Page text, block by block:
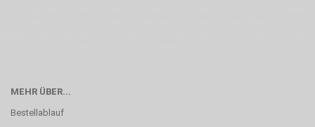
MEHR ÜBER...
Bestellablauf